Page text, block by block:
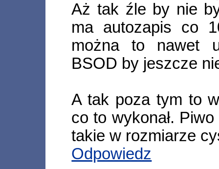
Aż tak źle by nie
ma autozapis co
można to nawet
BSOD by jeszcze
A tak poza tym to
co to wykonał.
takie w rozmiarze
Odpowiedz